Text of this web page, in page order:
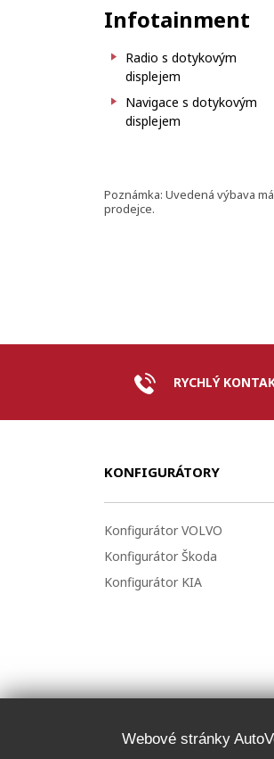
Infotainment
Radio s dotykovým
displejem
Navigace s dotykovým
displejem
Poznámka: Uvedená výbava
prodejce.
RYCHLÝ
KONFIGURÁTORY
Konfigurátor VOLVO
Konfigurátor Škoda
Konfigurátor KIA
Webové stránky